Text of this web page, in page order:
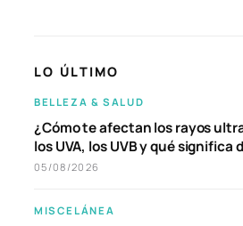
LO ÚLTIMO
BELLEZA & SALUD
¿Cómo te afectan los rayos
los UVA, los UVB y qué significa
05/08/2026
MISCELÁNEA